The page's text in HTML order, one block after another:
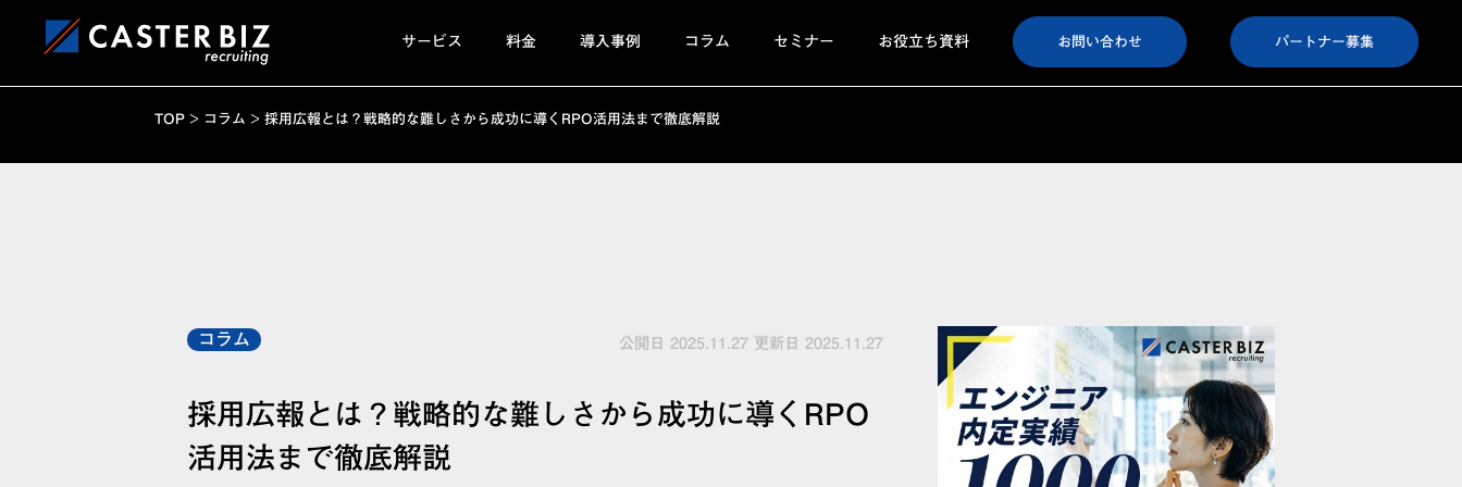
サービス 料金 導入事例 コラム セミナー お役立ち資料 お問い合わせ パートナー募集
TOP > コラム > 採用広報とは？戦略的な難しさから成功に導くRPO活用法まで徹底解説
コラム 公開日 2025.11.27 更新日 2025.11.27
採用広報とは？戦略的な難しさから成功に導くRPO
活用法まで徹底解説